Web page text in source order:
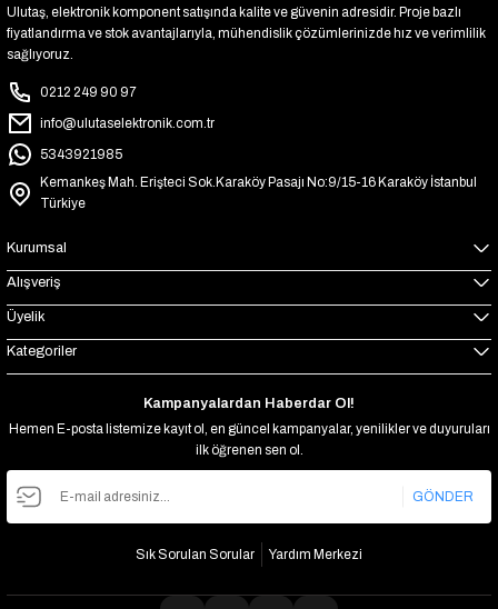
Ulutaş, elektronik komponent satışında kalite ve güvenin adresidir. Proje bazlı
fiyatlandırma ve stok avantajlarıyla, mühendislik çözümlerinizde hız ve verimlilik
sağlıyoruz.
0212 249 90 97
info@ulutaselektronik.com.tr
5343921985
Kemankeş Mah. Erişteci Sok.Karaköy Pasajı No:9/15-16 Karaköy İstanbul
Türkiye
Kurumsal
Alışveriş
Üyelik
Kategoriler
Kampanyalardan Haberdar Ol!
Hemen E-posta listemize kayıt ol, en güncel kampanyalar, yenilikler ve duyuruları
ilk öğrenen sen ol.
GÖNDER
Sık Sorulan Sorular Yardım Merkezi